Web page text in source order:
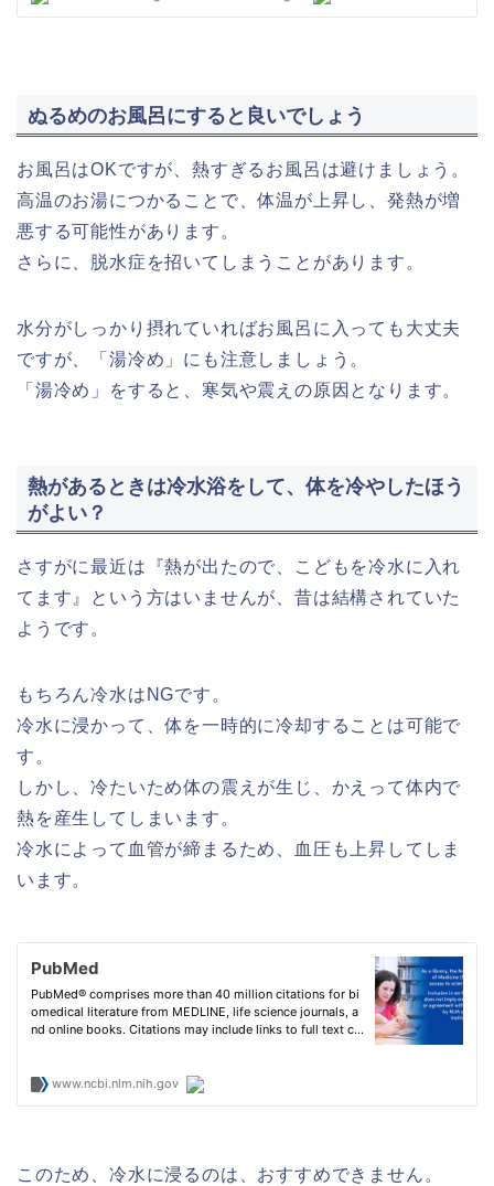
ぬるめのお風呂にすると良いでしょう
お風呂はOKですが、熱すぎるお風呂は避けましょう。
高温のお湯につかることで、体温が上昇し、発熱が増
悪する可能性があります。
さらに、脱水症を招いてしまうことがあります。
水分がしっかり摂れていればお風呂に入っても大丈夫
ですが、「湯冷め」にも注意しましょう。
「湯冷め」をすると、寒気や震えの原因となります。
熱があるときは冷水浴をして、体を冷やしたほう
がよい？
さすがに最近は『熱が出たので、こどもを冷水に入れ
てます』という方はいませんが、昔は結構されていた
ようです。
もちろん冷水はNGです。
冷水に浸かって、体を一時的に冷却することは可能で
す。
しかし、冷たいため体の震えが生じ、かえって体内で
熱を産生してしまいます。
冷水によって血管が締まるため、血圧も上昇してしま
います。
このため、冷水に浸るのは、おすすめできません。